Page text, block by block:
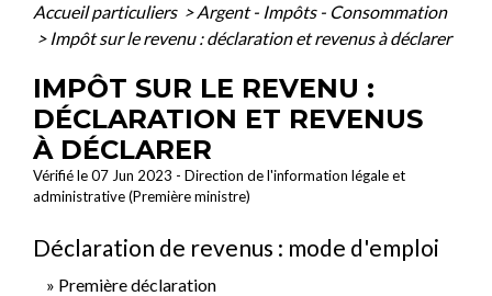
Accueil particuliers > Argent - Impôts - Consommation
> Impôt sur le revenu : déclaration et revenus à déclarer
IMPÔT SUR LE REVENU :
DÉCLARATION ET REVENUS
À DÉCLARER
Vérifié le 07 Jun 2023 - Direction de l'information légale et
administrative (Première ministre)
Déclaration de revenus : mode d'emploi
Première déclaration